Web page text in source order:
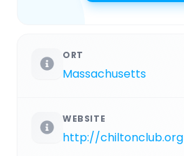
ORT
Massachusetts
WEBSITE
http://chiltonclub.org